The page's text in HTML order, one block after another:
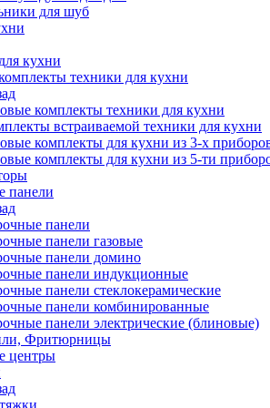
для шуб
кухни
техники для кухни
комплекты техники для кухни
встраиваемой техники для кухни
комплекты для кухни из 3-х
комплекты для кухни из 5-ти
панели
панели
панели газовые
панели домино
панели индукционные
панели стеклокерамические
панели комбинированные
панели электрические (блиновые)
Фритюрницы
центры